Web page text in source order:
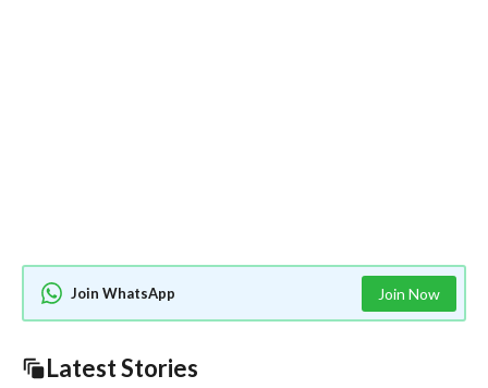
Join WhatsApp Join Now
Latest Stories